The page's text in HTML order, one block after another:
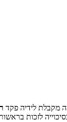
מקבלת לידיה פקד
לזכות